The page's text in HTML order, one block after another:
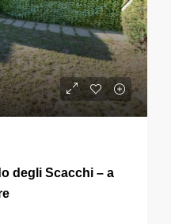
degli Scacchi – a